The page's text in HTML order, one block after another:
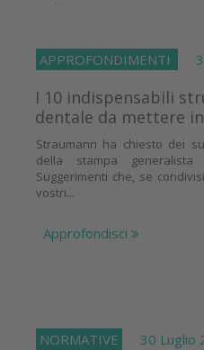
APPROFONDIMENTI
I 10 indispensabili
dentale da mettere
Straumann ha chiesto dei
della stampa
Suggerimenti che, se
vostri...
Approfondisci
NORMATIVE 30 Luglio